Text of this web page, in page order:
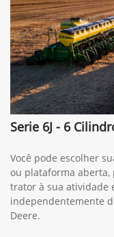
Serie 6J - 6
Você pode escolher
ou plataforma aberta,
trator à sua atividade
independentemente
Deere.